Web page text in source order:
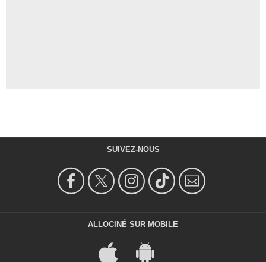
SUIVEZ-NOUS
ALLOCINÉ SUR MOBILE